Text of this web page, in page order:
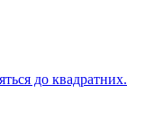
до квадратних.